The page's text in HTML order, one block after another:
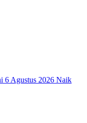
6 Agustus 2026 Naik